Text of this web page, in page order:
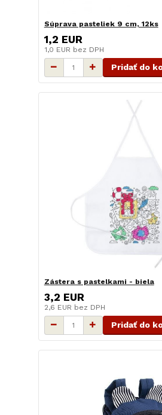
Súprava pasteliek 9 cm, 12ks
1,2 EUR
1,0 EUR bez DPH
Pridať do
Zástera s pastelkami - biela
3,2 EUR
2,6 EUR bez DPH
Pridať do